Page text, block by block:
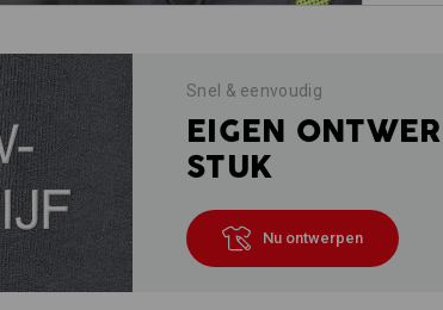
Snel & eenvoudig
EIGEN
STUK
Nu ontwerpen